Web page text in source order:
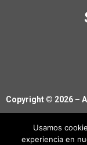
Copyright © 2026 –
Política de Privacidad
Usamos
experiencia en